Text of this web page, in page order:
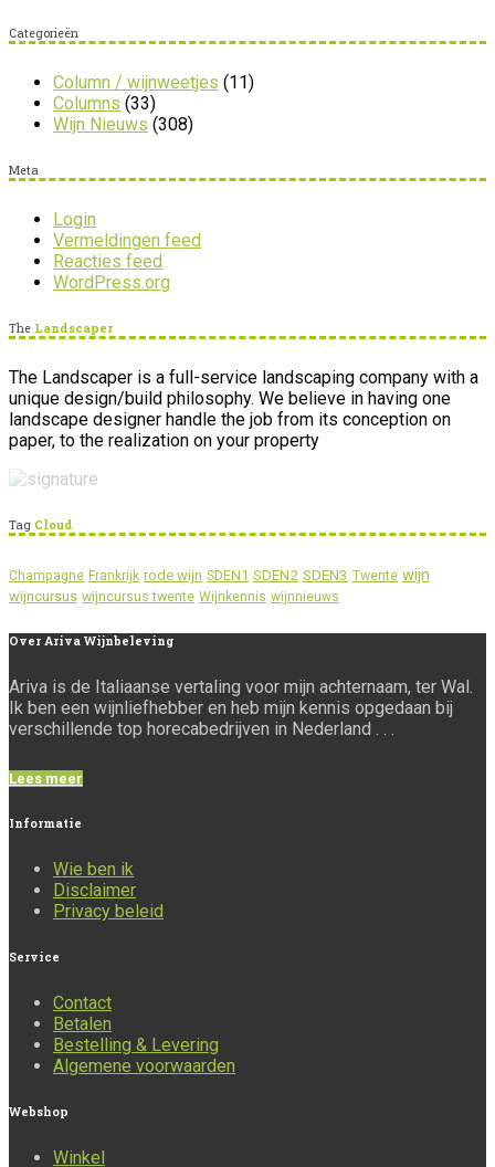
Categorieën
Column / wijnweetjes (11)
Columns (33)
Wijn Nieuws (308)
Meta
Login
Vermeldingen feed
Reacties feed
WordPress.org
The Landscaper
The Landscaper is a full-service landscaping company with a
unique design/build philosophy. We believe in having one
landscape designer handle the job from its conception on
paper, to the realization on your property
Tag Cloud
Champagne Frankrijk rode wijn SDEN1 SDEN2 SDEN3 Twente wijn
wijncursus wijncursus twente Wijnkennis wijnnieuws
Over Ariva Wijnbeleving
Ariva is de Italiaanse vertaling voor mijn achternaam, ter Wal.
Ik ben een wijnliefhebber en heb mijn kennis opgedaan bij
verschillende top horecabedrijven in Nederland . . .
Lees meer
Informatie
Wie ben ik
Disclaimer
Privacy beleid
Service
Contact
Betalen
Bestelling & Levering
Algemene voorwaarden
Webshop
Winkel